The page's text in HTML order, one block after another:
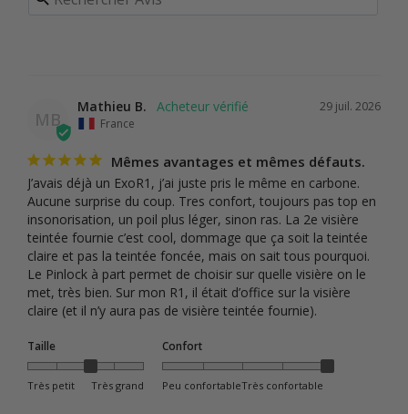
MB
29 juil. 2026
Mathieu B.
France
Mêmes avantages et mêmes défauts.
J’avais déjà un ExoR1, j’ai juste pris le même en carbone.
Aucune surprise du coup. Tres confort, toujours pas top en
insonorisation, un poil plus léger, sinon ras. La 2e visière
teintée fournie c’est cool, dommage que ça soit la teintée
claire et pas la teintée foncée, mais on sait tous pourquoi.
Le Pinlock à part permet de choisir sur quelle visière on le
met, très bien. Sur mon R1, il était d’office sur la visière
claire (et il n’y aura pas de visière teintée fournie).
Taille
Très petit Très grand
Confort
Peu confortableTrès confortable